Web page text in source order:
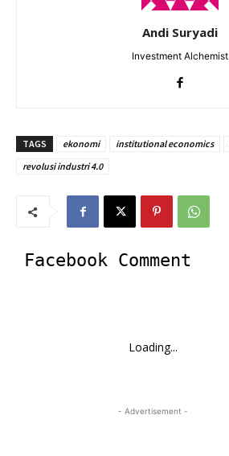
Andi Suryadi
Investment Alchemist
TAGS ekonomi institutional economics
revolusi industri 4.0
Facebook Comment
Loading...
- Advertisement -